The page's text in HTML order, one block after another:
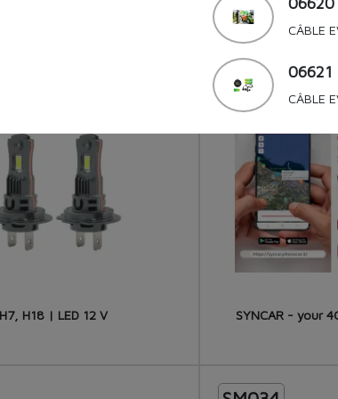
H7, H18 | LED 12 V
09507
SYNCAR - your
CÂBLE
06621
CÂBLE